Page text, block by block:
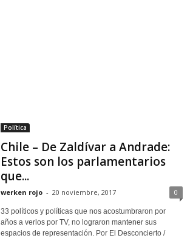
Política
Chile – De Zaldívar a Andrade:
Estos son los parlamentarios
que...
werken rojo - 20 noviembre, 2017 0
33 políticos y políticas que nos acostumbraron por
años a verlos por TV, no lograron mantener sus
espacios de representación. Por El Desconcierto /